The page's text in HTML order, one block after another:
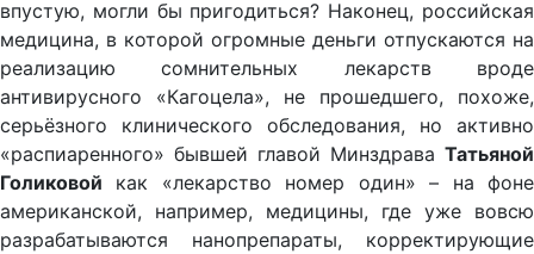
впустую, могли бы пригодиться? Наконец, российская
медицина, в которой огромные деньги отпускаются на
реализацию сомнительных лекарств вроде
антивирусного «Кагоцела», не прошедшего, похоже,
серьёзного клинического обследования, но активно
«распиаренного» бывшей главой Минздрава Татьяной
Голиковой как «лекарство номер один» – на фоне
американской, например, медицины, где уже вовсю
разрабатываются нанопрепараты, корректирующие